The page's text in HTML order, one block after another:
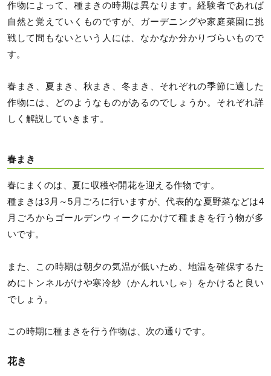
作物によって、種まきの時期は異なります。経験者であれば
自然と覚えていくものですが、ガーデニングや家庭菜園に挑
戦して間もないという人には、なかなか分かりづらいもので
す。
春まき、夏まき、秋まき、冬まき、それぞれの季節に適した
作物には、どのようなものがあるのでしょうか。それぞれ詳
しく解説していきます。
春まき
春にまくのは、夏に収穫や開花を迎える作物です。
種まきは3月～5月ごろに行いますが、代表的な夏野菜などは4
月ごろからゴールデンウィークにかけて種まきを行う物が多
いです。
また、この時期は朝夕の気温が低いため、地温を確保するた
めにトンネルがけや寒冷紗（かんれいしゃ）をかけると良い
でしょう。
この時期に種まきを行う作物は、次の通りです。
花き